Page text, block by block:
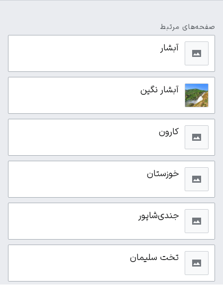
صفحه‌های مرتبط
آبشار
آبشار نگین
کارون
خوزستان
جندی‌شاپور
تخت سلیمان